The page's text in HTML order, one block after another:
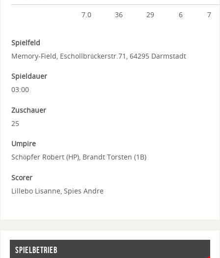
7.0 36 29 6 7
Spielfeld
Memory-Field, Eschollbrückerstr.71, 64295 Darmstadt
Spieldauer
03:00
Zuschauer
25
Umpire
Schöpfer Robert (HP), Brandt Torsten (1B)
Scorer
Lillebo Lisanne, Spies Andre
SPIELBETRIEB